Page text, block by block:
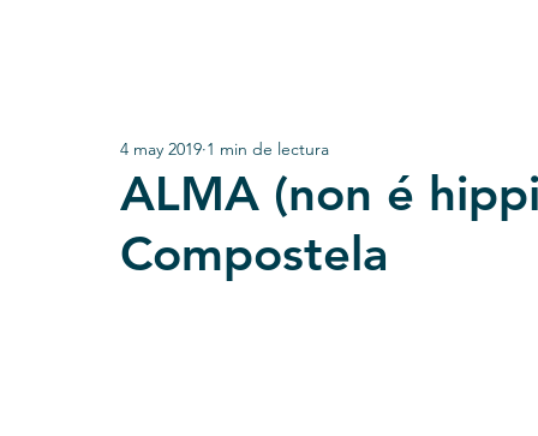
ALMA (non é
Compostela
4 may 2019 1 min de lectura